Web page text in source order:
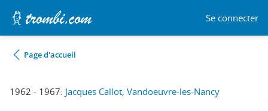
Se connecter
Page d'accueil
1962 - 1967: Jacques Callot, Vandoeuvre-les-Nancy